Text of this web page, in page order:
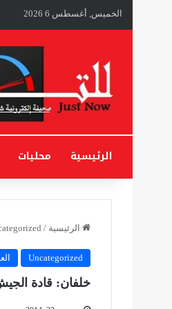
الخميس, أغسطس 6 2026
الرئيسية محليات
الرئيسية /
Uncategorized
خلفان: قادة